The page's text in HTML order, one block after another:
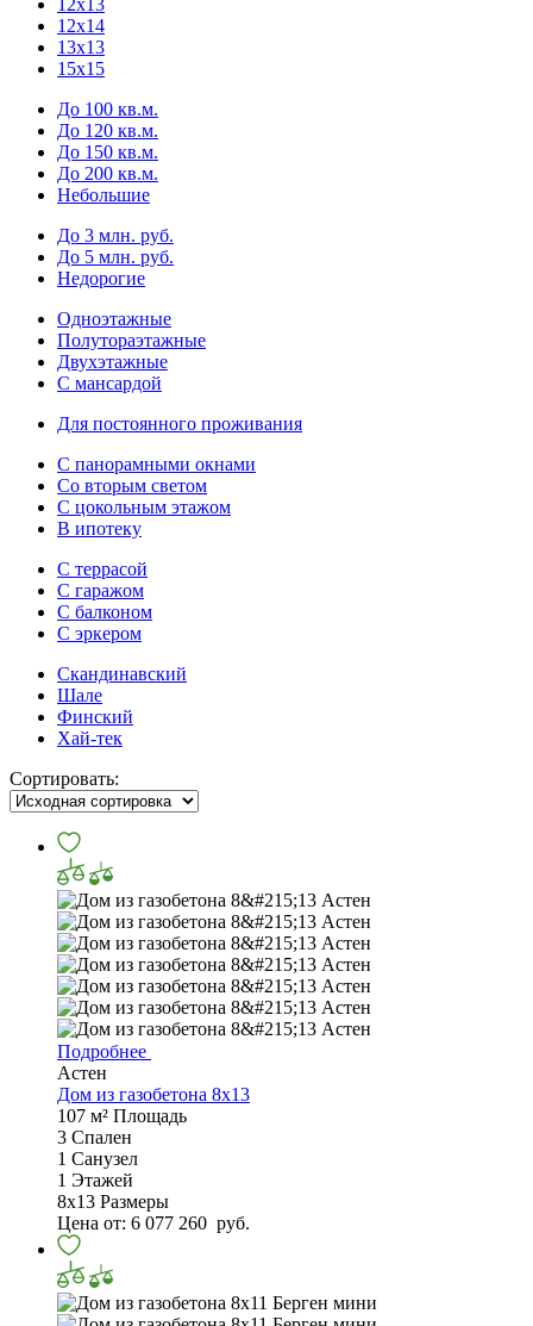
12х13
12х14
13х13
15х15
До 100 кв.м.
До 120 кв.м.
До 150 кв.м.
До 200 кв.м.
Небольшие
До 3 млн. руб.
До 5 млн. руб.
Недорогие
Одноэтажные
Полутораэтажные
Двухэтажные
С мансардой
Для постоянного проживания
С панорамными окнами
Со вторым светом
С цокольным этажом
В ипотеку
С террасой
С гаражом
С балконом
С эркером
Скандинавский
Шале
Финский
Хай-тек
Сортировать:
Подробнее
Астен
Дом из газобетона 8х13
107 м² Площадь
3 Спален
1 Санузел
1 Этажей
8х13 Размеры
Цена от: 6 077 260 руб.